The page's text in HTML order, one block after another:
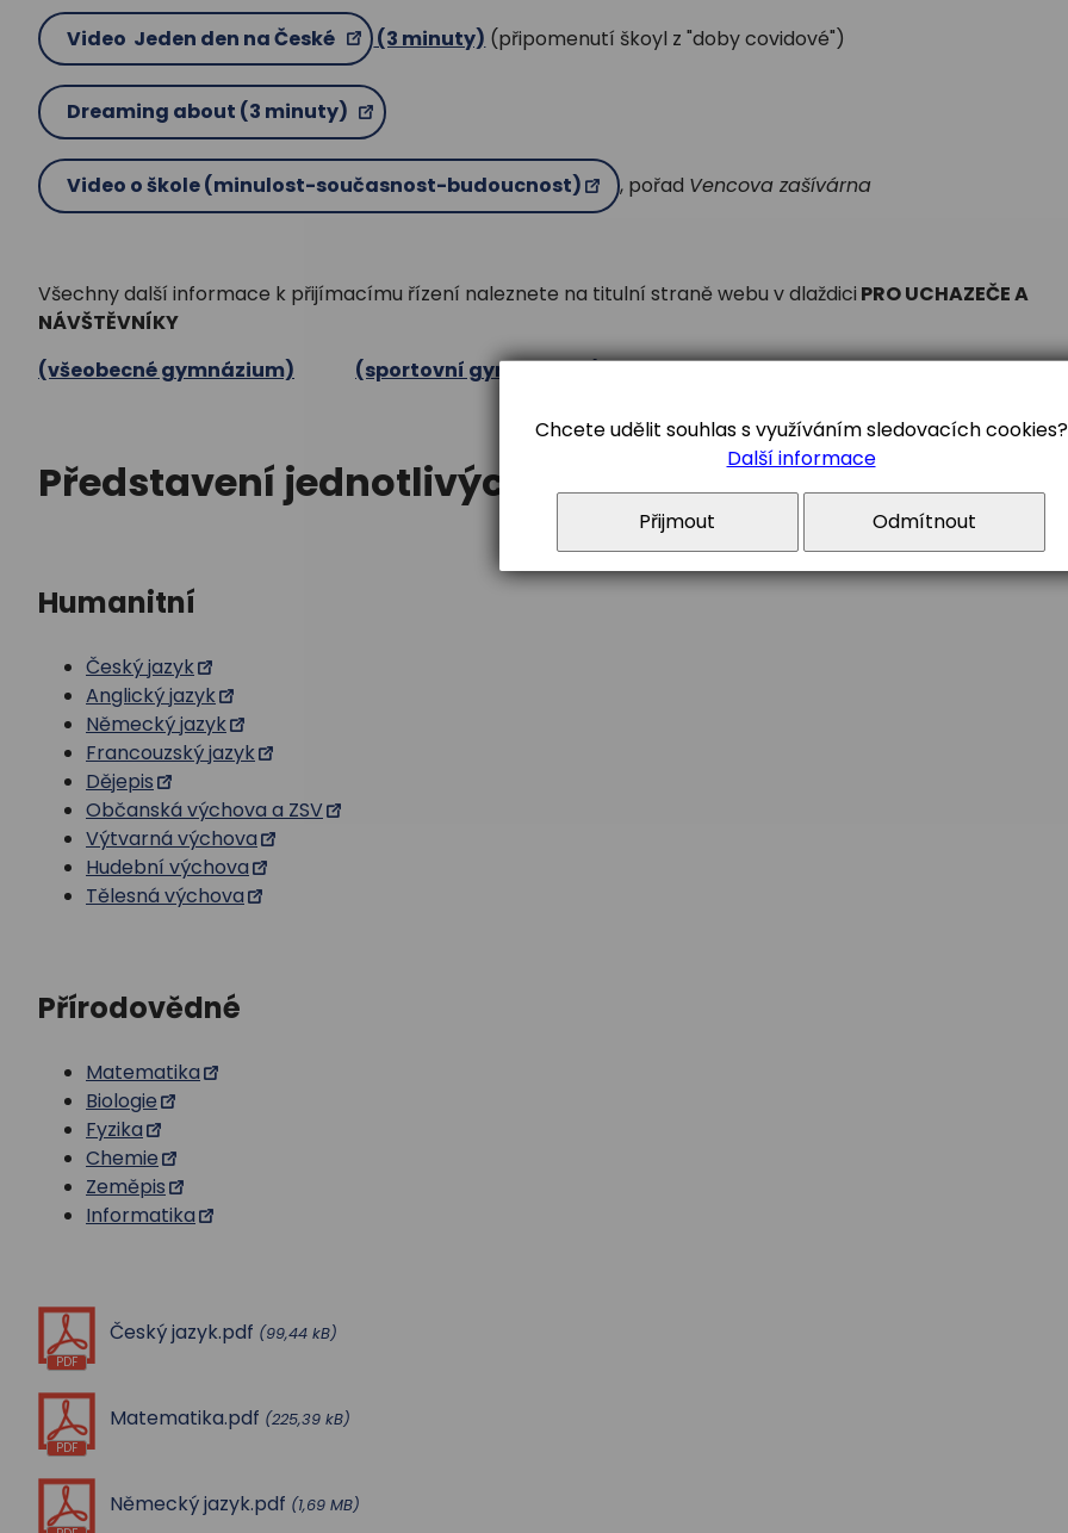
Video Jeden den na České (3 minuty) (připomenutí škoyl z "doby covidové")
Dreaming about (3 minuty)
Video o škole (minulost-současnost-budoucnost) , pořad Vencova zašívárna
Všechny další informace k přijímacímu řízení naleznete na titulní straně webu v dlaždici PRO UCHAZEČE A
NÁVŠTĚVNÍKY
(všeobecné gymnázium)
(sportovní gymnázium)
Představení jednotlivých předmětů
Humanitní
Český jazyk
Anglický jazyk
Německý jazyk
Francouzský jazyk
Dějepis
Občanská výchova a ZSV
Výtvarná výchova
Hudební výchova
Tělesná výchova
Přírodovědné
Matematika
Biologie
Fyzika
Chemie
Zeměpis
Informatika
Český jazyk.pdf (99,44 kB)
PDF
Matematika.pdf (225,39 kB)
PDF
Německý jazyk.pdf (1,69 MB)
Chcete udělit souhlas s využíváním sledovacích cookies?
Další informace
Přijmout Odmítnout